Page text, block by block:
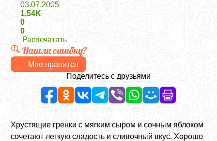
03.07.2005
1,54K
0
0
Распечатать
Нашли ошибку?
Мне нравится
Поделитесь с друзьями
Хрустящие гренки с мягким сыром и сочным яблоком
сочетают легкую сладость и сливочный вкус. Хорошо